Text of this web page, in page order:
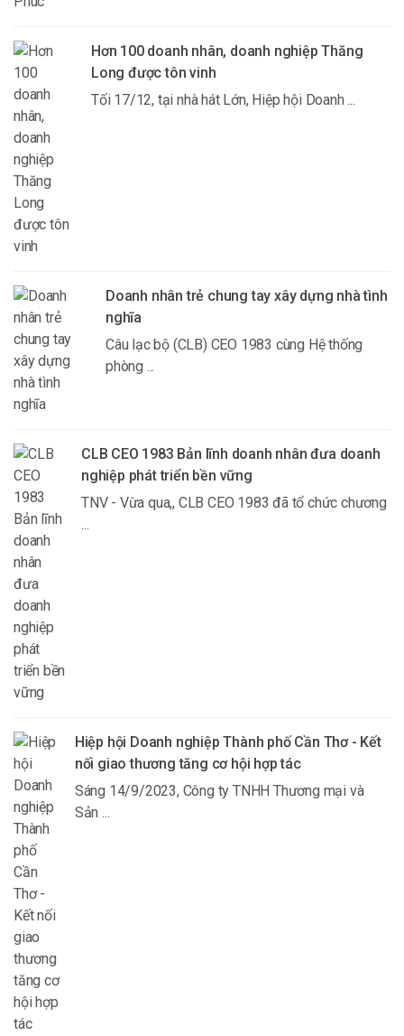
Hơn 100 doanh nhân, doanh nghiệp Thăng
Long được tôn vinh
Tối 17/12, tại nhà hát Lớn, Hiệp hội Doanh ...
Doanh nhân trẻ chung tay xây dựng nhà tình
nghĩa
Câu lạc bộ (CLB) CEO 1983 cùng Hệ thống
phòng ...
CLB CEO 1983 Bản lĩnh doanh nhân đưa doanh
nghiệp phát triển bền vững
TNV - Vừa qua,, CLB CEO 1983 đã tổ chức chương
...
Hiệp hội Doanh nghiệp Thành phố Cần Thơ - Kết
nối giao thương tăng cơ hội hợp tác
Sáng 14/9/2023, Công ty TNHH Thương mại và
Sản ...